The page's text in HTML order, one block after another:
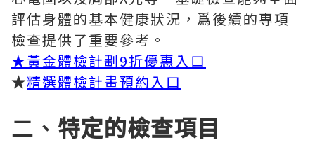
評估身體的基本健康狀況，爲後續的專項
檢查提供了重要參考。
★黃金體檢計劃9折優惠入口
★精選體檢計畫預約入口
二、 特定的檢查項目